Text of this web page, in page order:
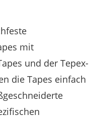
mit
und der Tepex-
die Tapes einfach